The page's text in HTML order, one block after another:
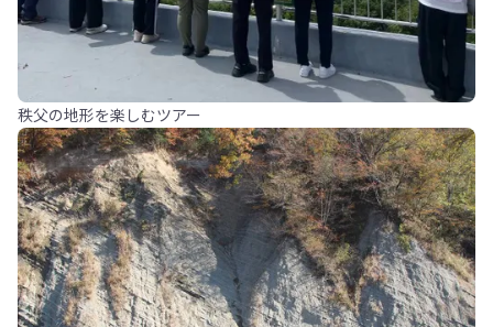
秩父の地形を楽しむツアー